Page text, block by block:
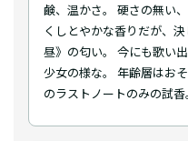
鹸、温かさ。 硬さの無い
くしとやかな香りだが、
昼》の匂い。 今にも歌い
少女の様な。 年齢層はお
のラストノートのみの試香